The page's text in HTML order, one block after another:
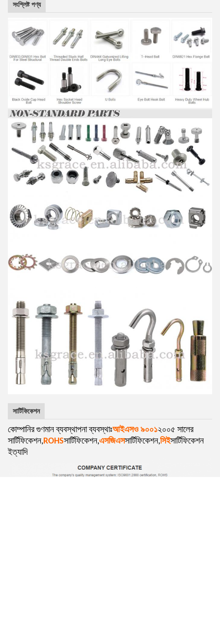
সংশ্লিষ্ট পণ্য
সার্টিফিকেশন
কোম্পানির গুণমান ব্যবস্থাপনা ব্যবস্থাঃআইএসও ৯০০১২০০৫ সালের
সার্টিফিকেশন,ROHSসার্টিফিকেশন,এসজিএসসার্টিফিকেশন,সিইসার্টিফিকেশন
ইত্যাদি